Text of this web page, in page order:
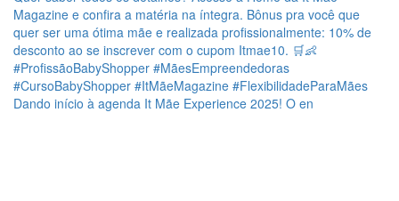
Dando início à agenda It Mãe Experience 2025! O en